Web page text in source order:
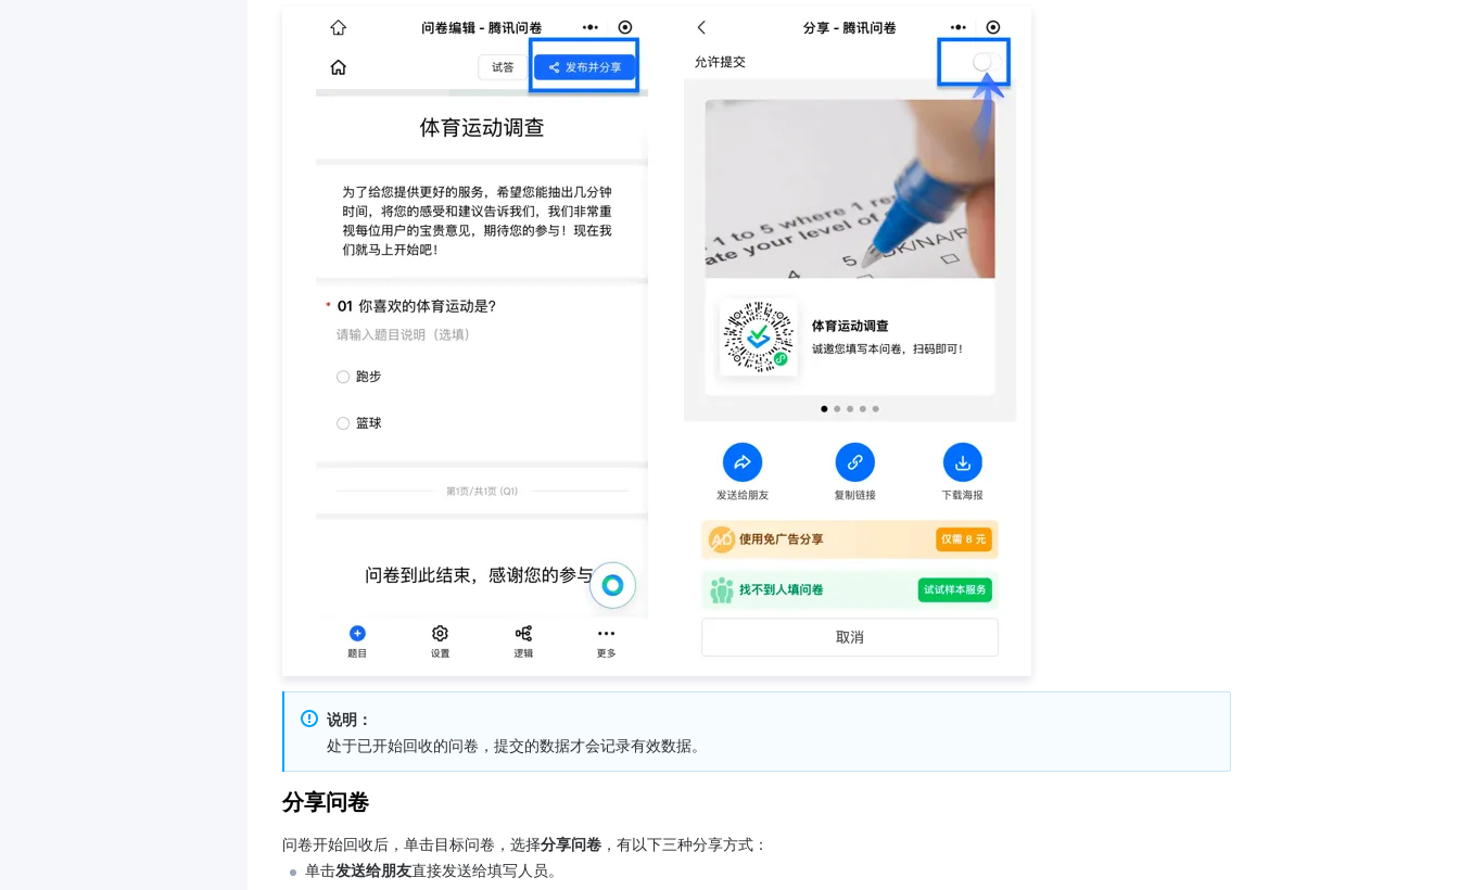
说明：
处于已开始回收的问卷，提交的数据才会记录有效数据。
分享问卷
问卷开始回收后，单击目标问卷，选择分享问卷 ，有以下三种分享方式：
单击发送给朋友直接发送给填写人员。